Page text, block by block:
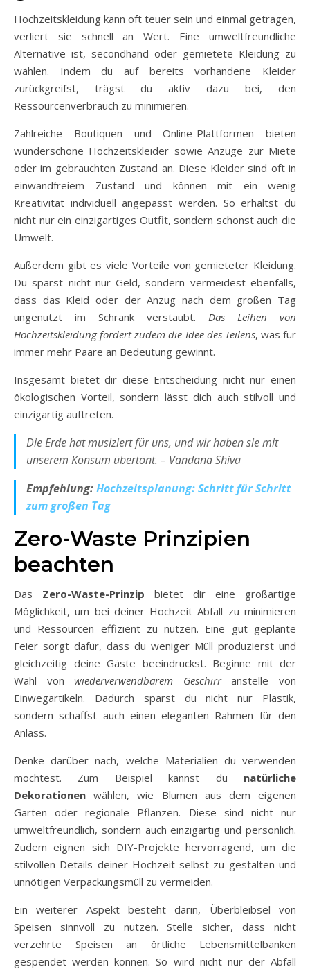
Hochzeitskleidung kann oft teuer sein und einmal getragen,
verliert sie schnell an Wert. Eine umweltfreundliche
Alternative ist, secondhand oder gemietete Kleidung zu
wählen. Indem du auf bereits vorhandene Kleider
zurückgreifst, trägst du aktiv dazu bei, den
Ressourcenverbrauch zu minimieren.
Zahlreiche Boutiquen und Online-Plattformen bieten
wunderschöne Hochzeitskleider sowie Anzüge zur Miete
oder im gebrauchten Zustand an. Diese Kleider sind oft in
einwandfreiem Zustand und können mit ein wenig
Kreativität individuell angepasst werden. So erhältst du
nicht nur ein einzigartiges Outfit, sondern schonst auch die
Umwelt.
Außerdem gibt es viele Vorteile von gemieteter Kleidung.
Du sparst nicht nur Geld, sondern vermeidest ebenfalls,
dass das Kleid oder der Anzug nach dem großen Tag
ungenutzt im Schrank verstaubt. Das Leihen von
Hochzeitskleidung fördert zudem die Idee des Teilens, was für
immer mehr Paare an Bedeutung gewinnt.
Insgesamt bietet dir diese Entscheidung nicht nur einen
ökologischen Vorteil, sondern lässt dich auch stilvoll und
einzigartig auftreten.
Die Erde hat musiziert für uns, und wir haben sie mit
unserem Konsum übertönt. – Vandana Shiva
Empfehlung:Hochzeitsplanung: Schritt für Schritt
zum großen Tag
Zero-Waste Prinzipien
beachten
Das Zero-Waste-Prinzip bietet dir eine großartige
Möglichkeit, um bei deiner Hochzeit Abfall zu minimieren
und Ressourcen effizient zu nutzen. Eine gut geplante
Feier sorgt dafür, dass du weniger Müll produzierst und
gleichzeitig deine Gäste beeindruckst. Beginne mit der
Wahl vonwiederverwendbarem Geschirranstelle von
Einwegartikeln. Dadurch sparst du nicht nur Plastik,
sondern schaffst auch einen eleganten Rahmen für den
Anlass.
Denke darüber nach, welche Materialien du verwenden
möchtest. Zum Beispiel kannst du natürliche
Dekorationen wählen, wie Blumen aus dem eigenen
Garten oder regionale Pflanzen. Diese sind nicht nur
umweltfreundlich, sondern auch einzigartig und persönlich.
Zudem eignen sich DIY-Projekte hervorragend, um die
stilvollen Details deiner Hochzeit selbst zu gestalten und
unnötigen Verpackungsmüll zu vermeiden.
Ein weiterer Aspekt besteht darin, Überbleibsel von
Speisen sinnvoll zu nutzen. Stelle sicher, dass nicht
verzehrte Speisen an örtliche Lebensmittelbanken
gespendet werden können. So wird nicht nur der Abfall